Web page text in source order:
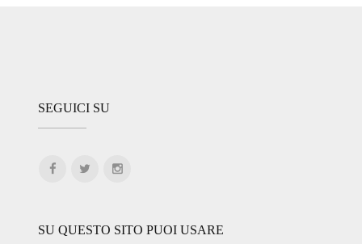
SEGUICI SU
SU QUESTO SITO PUOI USARE